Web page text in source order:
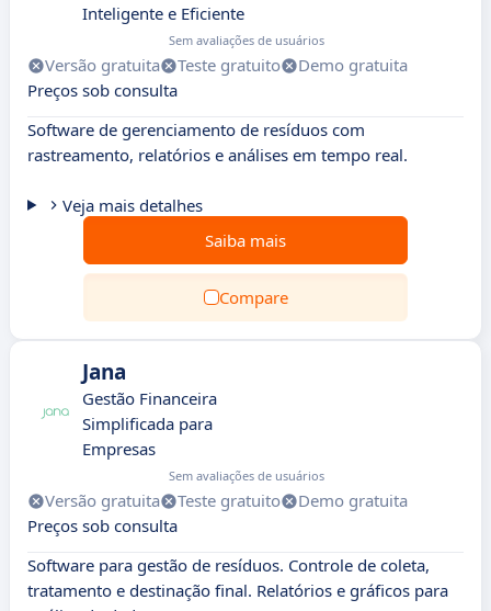
Inteligente e Eficiente
Sem avaliações de usuários
Versão gratuita Teste gratuito
Demo gratuita
Preços sob consulta
Software de gerenciamento de resíduos com
rastreamento, relatórios e análises em tempo real.
Veja mais detalhes
Saiba mais
Compare
Jana
Gestão Financeira
Simplificada para
Empresas
Sem avaliações de usuários
Versão gratuita Teste gratuito
Demo gratuita
Preços sob consulta
Software para gestão de resíduos. Controle de coleta,
tratamento e destinação final. Relatórios e gráficos para